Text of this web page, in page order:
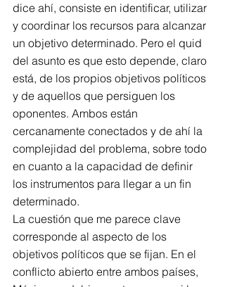
dice ahí, consiste en identificar, utilizar
y coordinar los recursos para alcanzar
un objetivo determinado. Pero el quid
del asunto es que esto depende, claro
está, de los propios objetivos políticos
y de aquellos que persiguen los
oponentes. Ambos están
cercanamente conectados y de ahí la
complejidad del problema, sobre todo
en cuanto a la capacidad de definir
los instrumentos para llegar a un fin
determinado.
La cuestión que me parece clave
corresponde al aspecto de los
objetivos políticos que se fijan. En el
conflicto abierto entre ambos países,